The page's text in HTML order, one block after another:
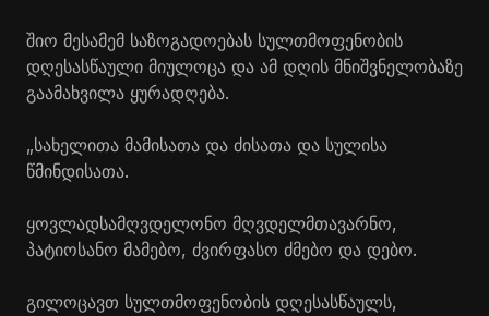
შიო მესამემ საზოგადოებას სულთმოფენობის
დღესასწაული მიულოცა და ამ დღის მნიშვნელობაზე
გაამახვილა ყურადღება.
„სახელითა მამისათა და ძისათა და სულისა
წმინდისათა.
ყოვლადსამღვდელონო მღვდელმთავარნო,
პატიოსანო მამებო, ძვირფასო ძმებო და დებო.
გილოცავთ სულთმოფენობის დღესასწაულს,